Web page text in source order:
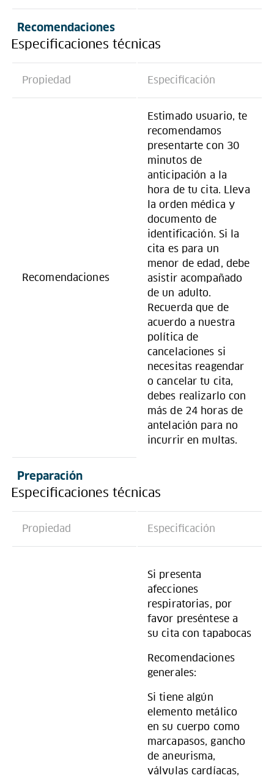
Recomendaciones
Especificaciones técnicas
Propiedad Especificación
Recomendaciones
Estimado usuario, te
recomendamos
presentarte con 30
minutos de
anticipación a la
hora de tu cita. Lleva
la orden médica y
documento de
identificación. Si la
cita es para un
menor de edad, debe
asistir acompañado
de un adulto.
Recuerda que de
acuerdo a nuestra
política de
cancelaciones si
necesitas reagendar
o cancelar tu cita,
debes realizarlo con
más de 24 horas de
antelación para no
incurrir en multas.
Preparación
Especificaciones técnicas
Propiedad Especificación
Si presenta
afecciones
respiratorias, por
favor preséntese a
su cita con tapabocas
Recomendaciones
generales:
Si tiene algún
elemento metálico
en su cuerpo como
marcapasos, gancho
de aneurisma,
válvulas cardíacas,